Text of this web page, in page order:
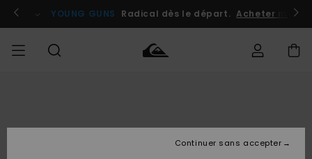
l'information
le
Se connecter / s'inscrire
YOUNG GUNS Radical dès le départ. Acheter
Continuer sans accepter